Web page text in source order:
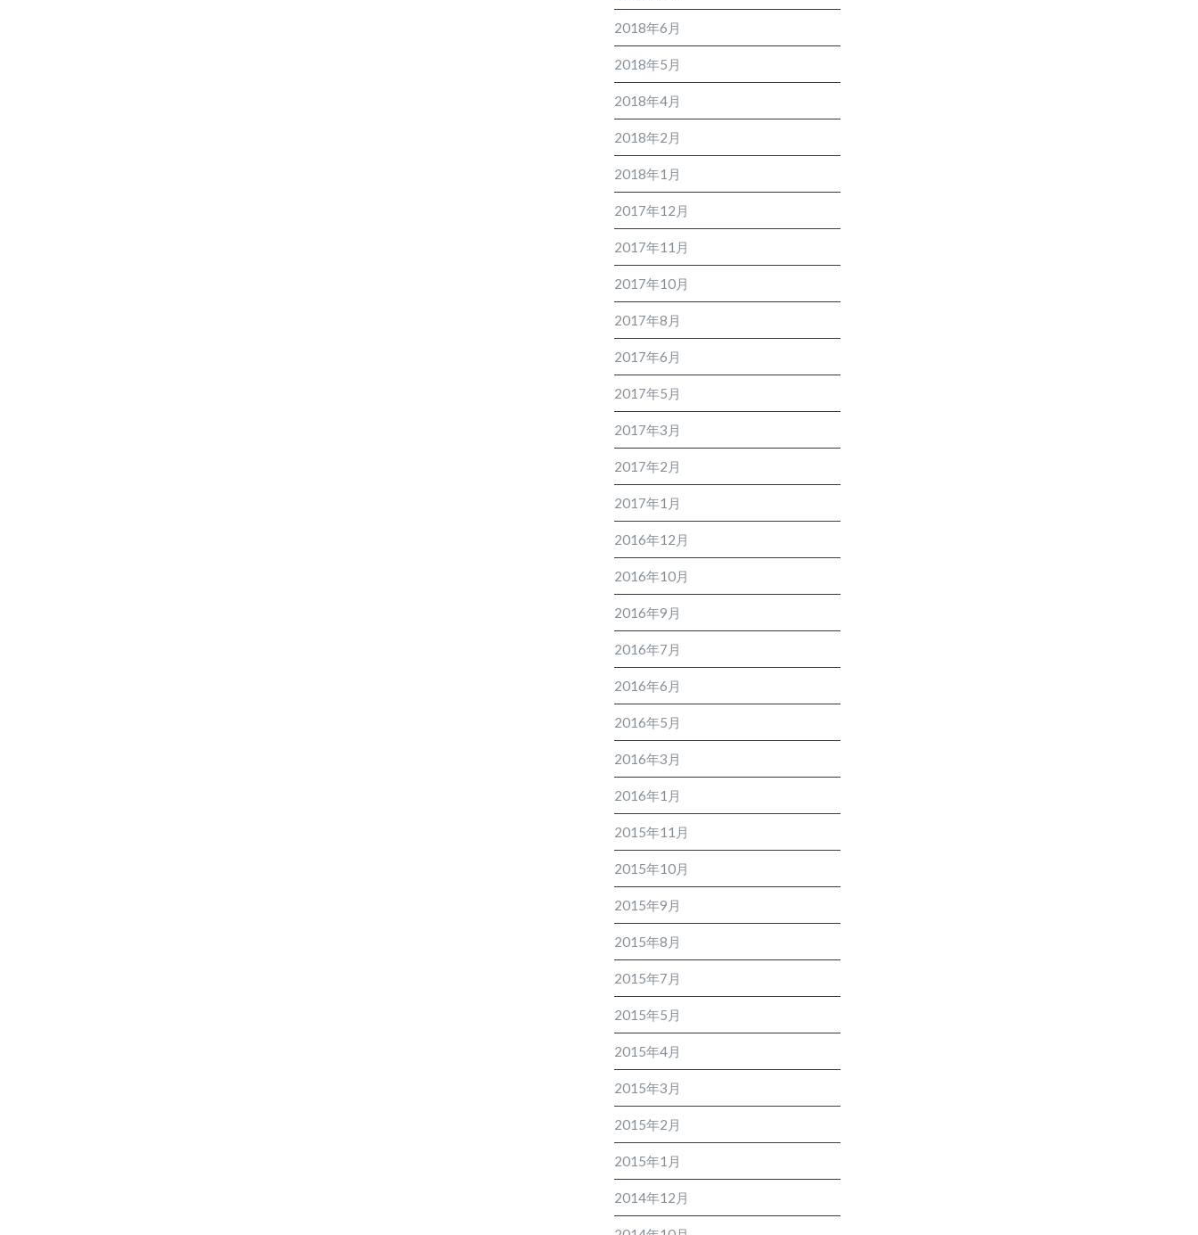
2018年6月
2018年5月
2018年4月
2018年2月
2018年1月
2017年12月
2017年11月
2017年10月
2017年8月
2017年6月
2017年5月
2017年3月
2017年2月
2017年1月
2016年12月
2016年10月
2016年9月
2016年7月
2016年6月
2016年5月
2016年3月
2016年1月
2015年11月
2015年10月
2015年9月
2015年8月
2015年7月
2015年5月
2015年4月
2015年3月
2015年2月
2015年1月
2014年12月